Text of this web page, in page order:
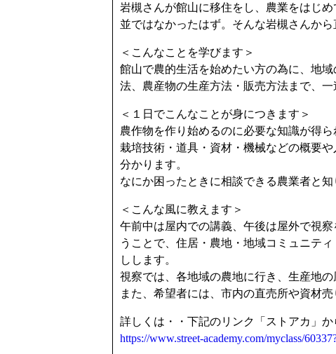
岩槻さんが館山に移住をし、農業をはじ
並ではなかったはず。そんな岩槻さんか
＜こんなことを学びます＞
館山で農的生活を始めたい方の為に、地
法、農産物の生産方法・販売方法まで、一
＜１日でこんなことが身につきます＞
農作物を作り始めるのに必要な知識が得ら
栽培技術・道具・資材・機械などの概要
分かります。
なにか困ったときに相談できる農業者と知
＜こんな風に教えます＞
午前中は屋内での講義、午後は屋外で視
うことで、住居・農地・地域コミュニテ
しします。
視察では、各地域の農地に行き、生産地
また、希望者には、市内の直売所や資材売
詳しくは・・下記のリンク「ストアカ」
https://www.street-academy.com/myclass/